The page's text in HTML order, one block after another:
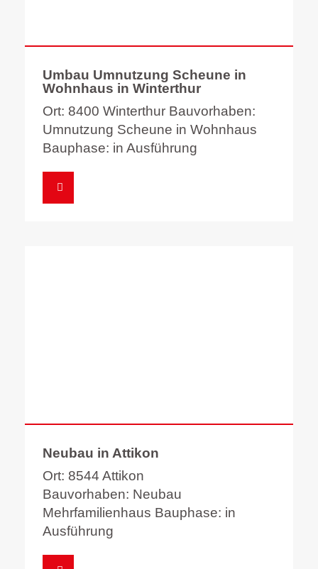
Umbau Umnutzung Scheune in
Wohnhaus in Winterthur
Ort: 8400 Winterthur Bauvorhaben:
Umnutzung Scheune in Wohnhaus
Bauphase: in Ausführung
Neubau in Attikon
Ort: 8544 Attikon
Bauvorhaben: Neubau
Mehrfamilienhaus Bauphase: in
Ausführung